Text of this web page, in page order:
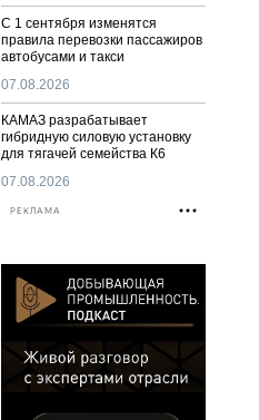
С 1 сентября изменятся
правила перевозки пассажиров
автобусами и такси
07.08.2026
КАМАЗ разрабатывает
гибридную силовую установку
для тягачей семейства К6
07.08.2026
РЕКЛАМА